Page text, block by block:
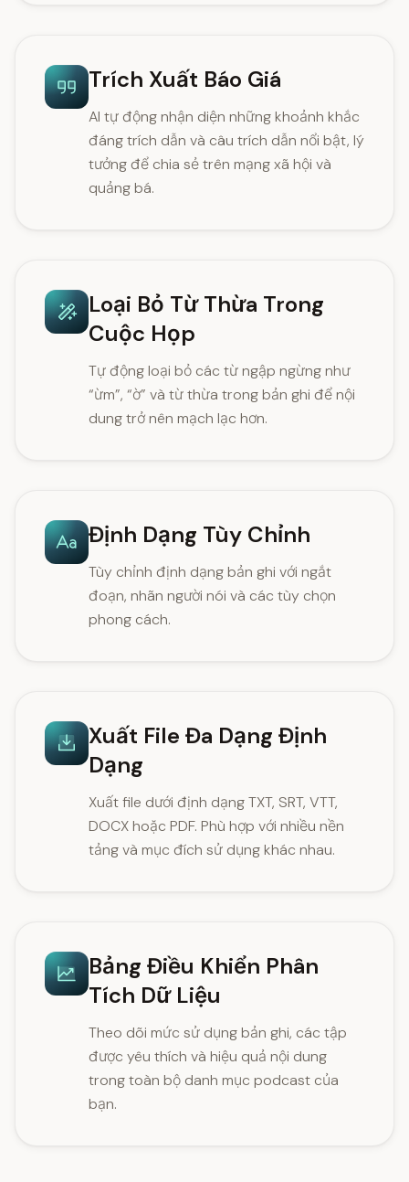
Trích Xuất Báo Giá
AI tự động nhận diện những khoảnh khắc
đáng trích dẫn và câu trích dẫn nổi bật, lý
tưởng để chia sẻ trên mạng xã hội và
quảng bá.
Loại Bỏ Từ Thừa Trong
Cuộc Họp
Tự động loại bỏ các từ ngập ngừng như
“ừm”, “ờ” và từ thừa trong bản ghi để nội
dung trở nên mạch lạc hơn.
Định Dạng Tùy Chỉnh
Tùy chỉnh định dạng bản ghi với ngắt
đoạn, nhãn người nói và các tùy chọn
phong cách.
Xuất File Đa Dạng Định
Dạng
Xuất file dưới định dạng TXT, SRT, VTT,
DOCX hoặc PDF. Phù hợp với nhiều nền
tảng và mục đích sử dụng khác nhau.
Bảng Điều Khiển Phân
Tích Dữ Liệu
Theo dõi mức sử dụng bản ghi, các tập
được yêu thích và hiệu quả nội dung
trong toàn bộ danh mục podcast của
bạn.